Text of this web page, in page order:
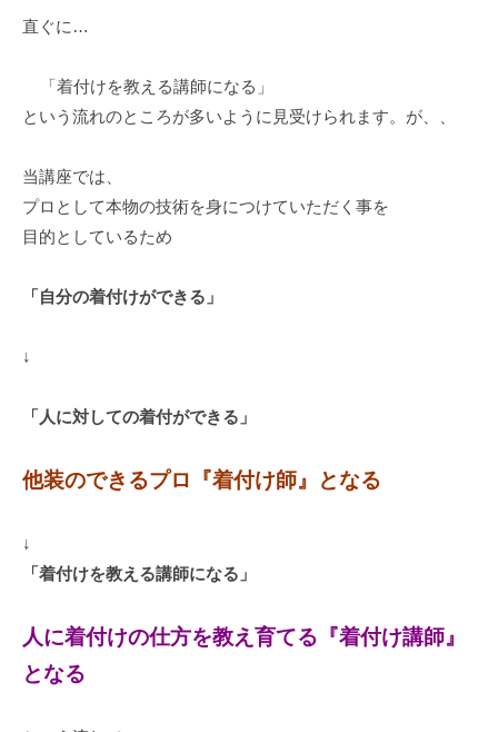
直ぐに…
「着付けを教える講師になる」
という流れのところが多いように見受けられます。が、、
当講座では、
プロとして本物の技術を身につけていただく事を
目的としているため
「自分の着付けができる」
↓
「人に対しての着付ができる」
他装のできるプロ『着付け師』となる
↓
「着付けを教える講師になる」
人に着付けの仕方を教え育てる『着付け講師』
となる